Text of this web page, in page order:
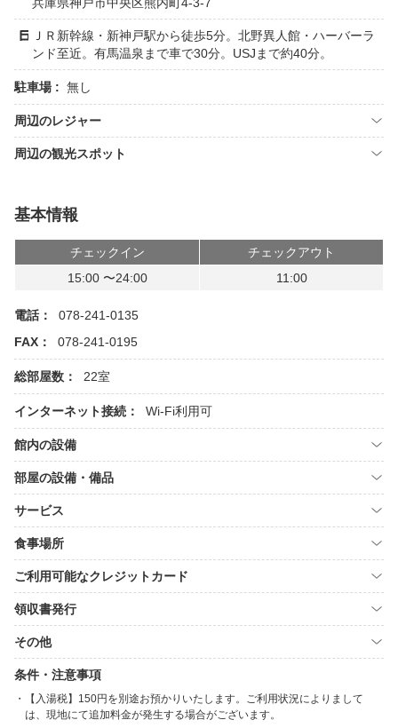
ＪＲ新幹線・新神戸駅から徒歩5分。北野異人館・ハーバーラ
ンド至近。有馬温泉まで車で30分。USJまで約40分。
駐車場 : 無し
周辺のレジャー
周辺の観光スポット
基本情報
チェックイン
チェックアウト
15:00 〜24:00
11:00
電話：
078-241-0135
FAX：
078-241-0195
総部屋数： 22室
インターネット接続： Wi-Fi利用可
館内の設備
部屋の設備・備品
サービス
食事場所
ご利用可能なクレジットカード
領収書発行
その他
条件・注意事項
【入湯税】150円を別途お預かりいたします。ご利用状況によりまして
は、現地にて追加料金が発生する場合がございます。